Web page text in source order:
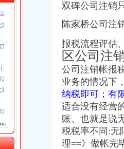
渝中分公司 （工商注册）
天街分公司 （工商注册）
（工商注册）
商注册）
（工商注册）
万 （工商注册）
公司转让）
（工商注册）
商注册）
渝中分公司 （工商注册）
城天街分公司 （工商注册）
双碑公司注销
陈家桥公司注
报税流程评估
区公司注
公司注销帐报
业务的情况下
纳税即可；有
适合没有经营
账、也就是说
税税率不同:无
理==》做帐完